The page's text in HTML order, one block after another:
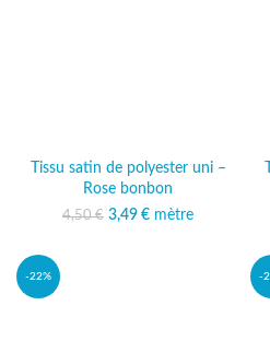
Tissu satin de polyester uni –
Rose bonbon
4,50€ Le prix initial était :
3,49 € Le prix actuel
mètre
-22% -